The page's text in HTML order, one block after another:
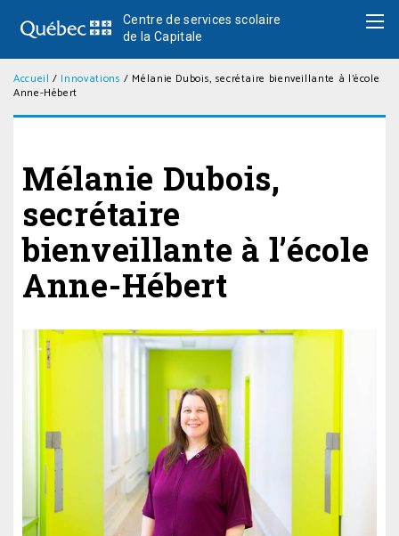
Centre de services scolaire
de la Capitale
Accueil / Innovations / Mélanie Dubois, secrétaire bienveillante à l’école
Anne-Hébert
Mélanie Dubois,
secrétaire
bienveillante à l’école
Anne-Hébert
Posté
02
min.